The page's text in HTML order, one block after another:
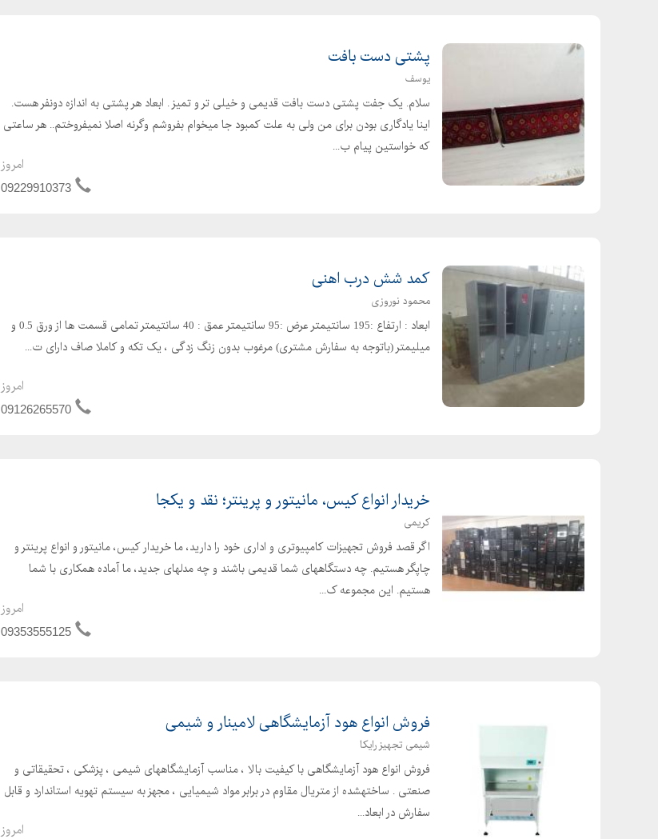
فرش حصیر
فروش حصیر چوبی در شهریار
فروش حصیر چوبی در قم
فروش حصیر چوبی در کرج
فروش حصیر چوبی در کرمان
فروش حصیر سایه بان
قیمت بوریا
قیمت حصیر
قیمت حصیر بافی
قیمت حصیر چوبی در اصفهان
قیمت حصیر خرما
قیمت زیر انداز حصیری متری
کارگاه حصیر بافی در تهران
لوازم حصیر بافی
محل فروش حصیر در مشهد
مرکز فروش سبد حصیری در مشهد
پشتی دست بافت
یوسف
سلام. یک جفت پشتی دست بافت قدیمی و خیلی تر و تمیز . ابعاد هر پشتی به اندازه دونفر هست.
اینا یادگاری بودن برای من ولی به علت کمبود جا میخوام بفروشم وگرنه اصلا نمیفروختم.. هر ساعتی
که خواستین پیام ب...
امروز
09229910373
کمد شش درب اهنی
محمود نوروزی
ابعاد : ارتفاع :195 سانتیمتر عرض :95 سانتیمتر عمق : 40 سانتیمتر تمامی قسمت ها از ورق 0.5 و
میلیمتر (باتوجه به سفارش مشتری) مرغوب بدون زنگ زدگی ، یک تکه و کاملا صاف دارای ت...
امروز
09126265570
خریدار انواع کیس، مانیتور و پرینتر؛ نقد و یکجا
کریمی
اگر قصد فروش تجهیزات کامپیوتری و اداری خود را دارید، ما خریدار کیس، مانیتور و انواع پرینتر و
چاپگر هستیم. چه دستگاههای شما قدیمی باشند و چه مدلهای جدید، ما آماده همکاری با شما
هستیم. این مجموعه ک...
امروز
09353555125
فروش انواع هود آزمایشگاهی لامینار و شیمی
شیمی تجهیز رایکا
فروش انواع هود آزمایشگاهی با کیفیت بالا ، مناسب آزمایشگاههای شیمی ، پزشکی ، تحقیقاتی و
صنعتی . ساختهشده از متریال مقاوم در برابر مواد شیمیایی ، مجهز به سیستم تهویه استاندارد و قابل
سفارش در ابعاد...
امروز